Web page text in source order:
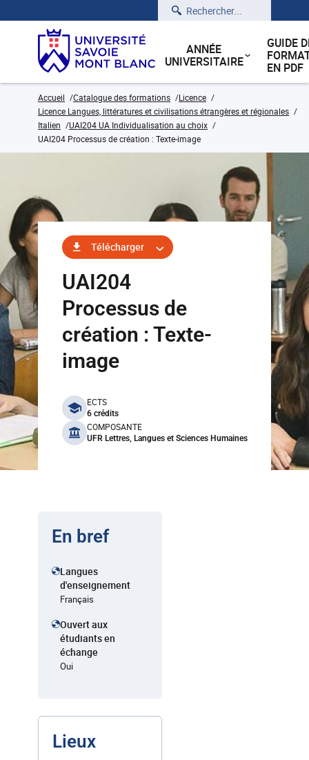
Rechercher
ANNÉE
UNIVERSITAIRE
GUIDE
EN PDF
Accueil Catalogue des formations
Licence
Licence Langues, littératures et civilisations étrangères et régionales
Italien
UAI204 UA Individualisation au choix
UAI204 Processus de création : Texte-image
Télécharger
UAI204
Processus de
création : Texte-
image
benefits
ECTS
6 crédits
COMPOSANTE
UFR Lettres, Langues et Sciences Humaines
En bref
Langues
d'enseignement
Français
Ouvert aux
étudiants en
échange
Oui
Lieux